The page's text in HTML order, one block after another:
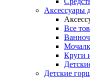
Аксессуары
Все
Круги
Детские